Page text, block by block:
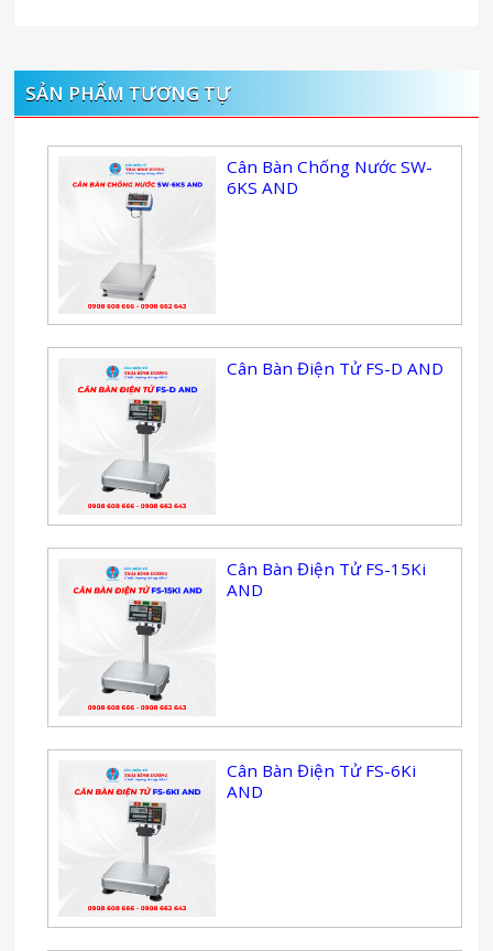
SẢN PHẨM TƯƠNG TỰ
Cân Bàn Chống Nước SW-
6KS AND
Cân Bàn Điện Tử FS-D AND
Cân Bàn Điện Tử FS-15Ki
AND
Cân Bàn Điện Tử FS-6Ki
AND